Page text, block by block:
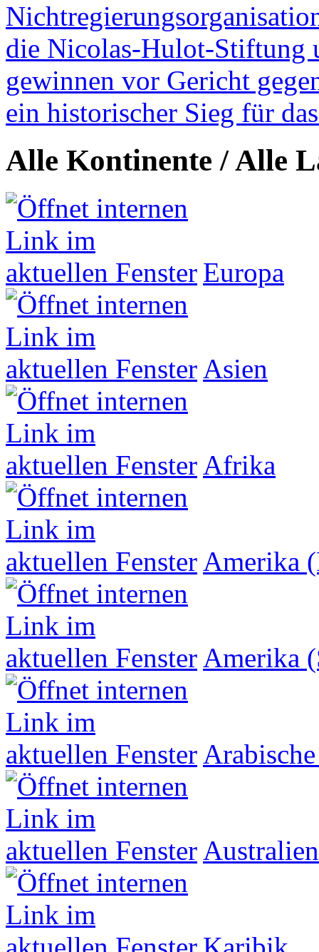
die Nicolas-Hulot-Stiftung
gewinnen vor Gericht
ein historischer Sieg für
Alle Kontinente / Alle
Europa
Asien
Afrika
Amerika
Amerika
Australien